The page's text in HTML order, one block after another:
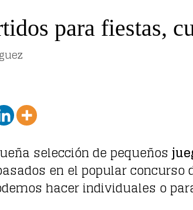
para fiestas,
selección de pequeños
en el popular
hacer individuales o